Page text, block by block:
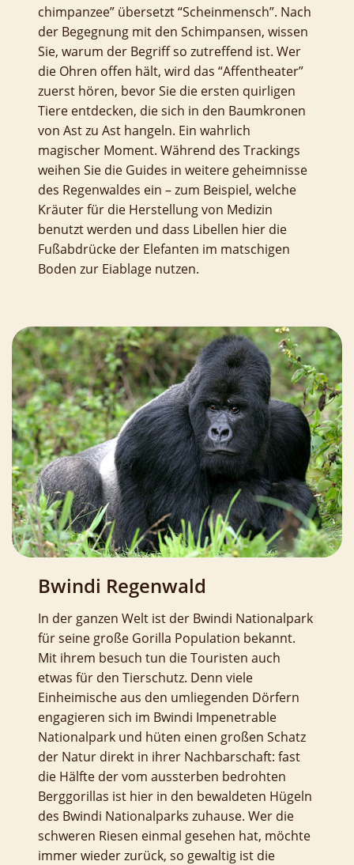
chimpanzee” übersetzt “Scheinmensch”. Nach
der Begegnung mit den Schimpansen, wissen
Sie, warum der Begriff so zutreffend ist. Wer
die Ohren offen hält, wird das “Affentheater”
zuerst hören, bevor Sie die ersten quirligen
Tiere entdecken, die sich in den Baumkronen
von Ast zu Ast hangeln. Ein wahrlich
magischer Moment. Während des Trackings
weihen Sie die Guides in weitere geheimnisse
des Regenwaldes ein – zum Beispiel, welche
Kräuter für die Herstellung von Medizin
benutzt werden und dass Libellen hier die
Fußabdrücke der Elefanten im matschigen
Boden zur Eiablage nutzen.
Bwindi Regenwald
In der ganzen Welt ist der Bwindi Nationalpark
für seine große Gorilla Population bekannt.
Mit ihrem besuch tun die Touristen auch
etwas für den Tierschutz. Denn viele
Einheimische aus den umliegenden Dörfern
engagieren sich im Bwindi Impenetrable
Nationalpark und hüten einen großen Schatz
der Natur direkt in ihrer Nachbarschaft: fast
die Hälfte der vom aussterben bedrohten
Berggorillas ist hier in den bewaldeten Hügeln
des Bwindi Nationalparks zuhause. Wer die
schweren Riesen einmal gesehen hat, möchte
immer wieder zurück, so gewaltig ist die